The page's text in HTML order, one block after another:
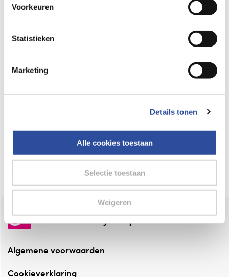
gegevensverwerking staat in de
Privacyverklaring
Voorkeuren
Statistieken
Marketing
Details tonen
Alle cookies toestaan
Selectie toestaan
Weigeren
Online aanbieder medicijnen
webshop mag verkopen.
⁠Verantwoorde zorg, ⁠ook online.
Altijd onze folder bij de hand
Check onze folders ⁠bij AlleFolders.
de vriendelijke specialist
Algemene voorwaarden
Cookieverklaring